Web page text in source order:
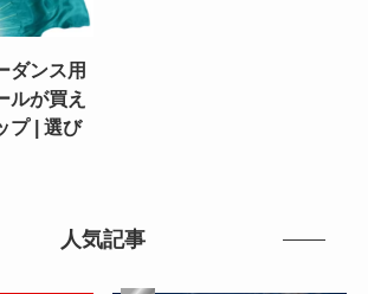
ダンス用
ルが買え
プ | 選び
人気記事